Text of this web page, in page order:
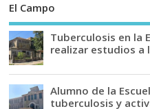
El Campo
Tuberculosis en la
realizar estudios a
Alumno de la
tuberculosis y